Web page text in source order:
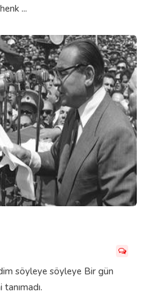
...
söyleye söyleye Bir gün